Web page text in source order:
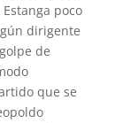
poco
dirigente
de
que se